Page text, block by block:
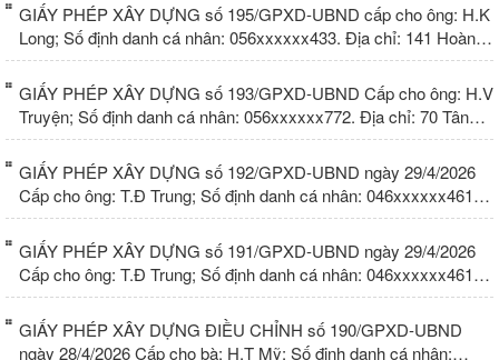
GIẤY PHÉP XÂY DỰNG số 195/GPXD-UBND cấp cho ông: H.K
Long; Số định danh cá nhân: 056xxxxxx433. Địa chỉ: 141 Hoàng
Hoa Thám, phường Nha Trang, tỉnh Khánh Hòa. (Sử dụng cho
nhà ở riêng lẻ)
GIẤY PHÉP XÂY DỰNG số 193/GPXD-UBND Cấp cho ông: H.V
Truyện; Số định danh cá nhân: 056xxxxxx772. Địa chỉ: 70 Tân
Hải, phường Nam Nha Trang. (Sử dụng cho nhà ở riêng lẻ)
GIẤY PHÉP XÂY DỰNG số 192/GPXD-UBND ngày 29/4/2026
Cấp cho ông: T.Đ Trung; Số định danh cá nhân: 046xxxxxx461.
Và bà: N.T.H Vân; Số định danh cá nhân: 044xxxxxx564. Địa chỉ:
CH A52, chung cư 9 – Nguyễn Thiện Thuật, phường Nha Trang.
(Sử dụng cho nhà
GIẤY PHÉP XÂY DỰNG số 191/GPXD-UBND ngày 29/4/2026
Cấp cho ông: T.Đ Trung; Số định danh cá nhân: 046xxxxxx461.
Và bà: N.T.H Vân; Số định danh cá nhân: 044xxxxxx564. Địa chỉ:
CH A52, chung cư 9 – Nguyễn Thiện Thuật, phường Nha Trang.
(Sử dụng cho nhà
GIẤY PHÉP XÂY DỰNG ĐIỀU CHỈNH số 190/GPXD-UBND
ngày 28/4/2026 Cấp cho bà: H.T Mỹ; Số định danh cá nhân: